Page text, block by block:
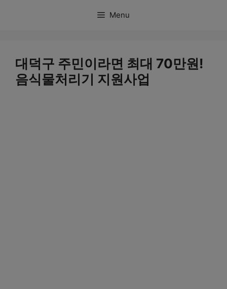
Menu
대덕구 주민이라면 최대 70만원!
음식물처리기 지원사업